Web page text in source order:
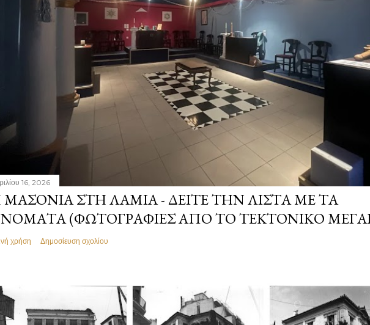
16, 2026
ΣΤΗ ΛΑΜΊΑ - ΔΕΊΤΕ ΤΗΝ ΛΊΣΤΑ ΜΕ ΤΑ
(ΦΩΤΟΓΡΑΦΊΕΣ ΑΠΌ ΤΟ ΤΕΚΤΟΝΙΚΌ
χρήση Δημοσίευση σχολίου